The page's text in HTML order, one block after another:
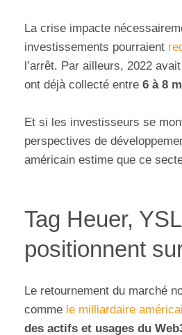
La crise impacte
investissements pourraient
l’arrêt. Par ailleurs, 2022
ont déjà collecté entre 6 à 8
Et si les investisseurs se
perspectives de
américain estime que ce
Tag Heuer,
positionnent
Le retournement du marché
comme le milliardaire
des actifs et usages du